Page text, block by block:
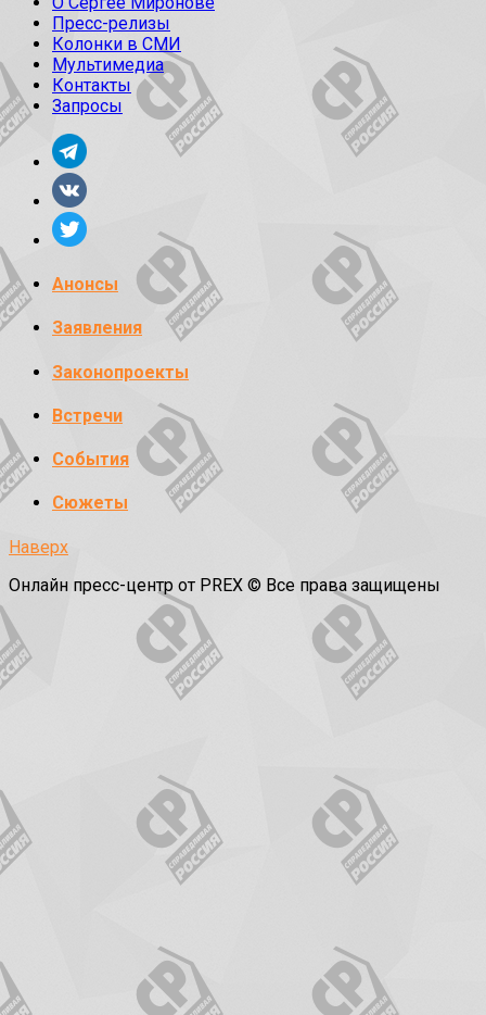
Пресс-релизы
Колонки в СМИ
Мультимедиа
Контакты
Запросы
Анонсы
Заявления
Законопроекты
Встречи
События
Сюжеты
Наверх
Онлайн пресс-центр от PREX © Все права защищены